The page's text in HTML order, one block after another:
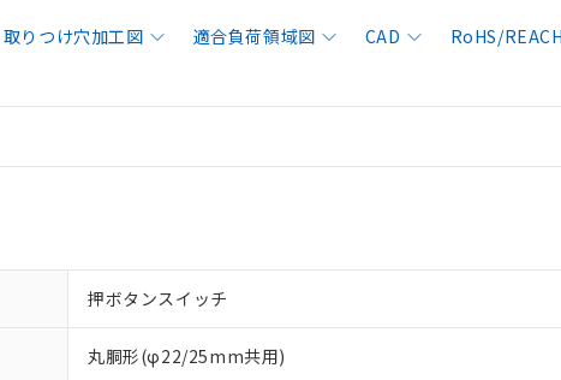
取りつけ穴加工図 適合負荷領域図 CAD RoHS/
押ボタンスイッチ
丸胴形(φ22/25mm共用)